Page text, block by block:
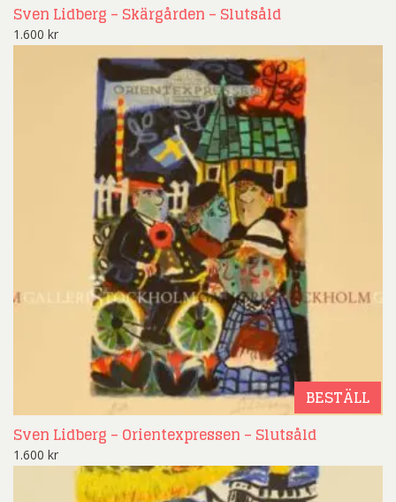
Sven Lidberg – Skärgården – Slutsåld
1.600 kr
BESTÄLL
Sven Lidberg – Orientexpressen – Slutsåld
1.600 kr